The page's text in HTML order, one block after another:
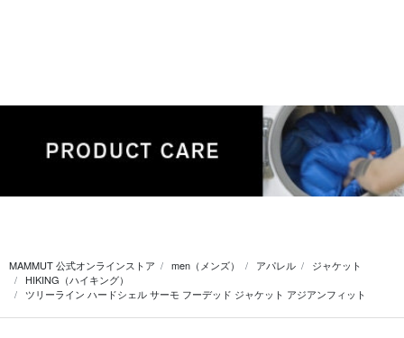
MAMMUT 公式オンラインストア men（メンズ） アパレル
ジャケット
HIKING（ハイキング）
ツリーライン ハードシェル サーモ フーデッド ジャケット アジアンフィット